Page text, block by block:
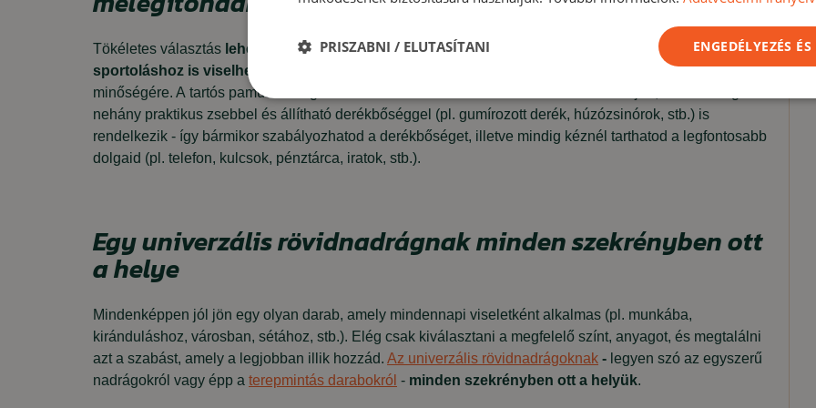
Tökéletes választás lehet akkor, ha egy kényelmes darabra vágysz, amit otthon, vagy akár
sportoláshoz is viselhetsz
kiválasztásánál érdemes odafigyelni a nadrág (anyag)
minőségére. A tartós pamut nadrágok többszöri mosás után sem mennek tönkre. Jól jön, ha a nadrág
nehány praktikus zsebbel és állítható derékbőséggel (pl. gumírozott derék, húzózsinórok, stb.) is
rendelkezik - így bármikor szabályozhatod a derékbőséget, illetve mindig kéznél tarthatod a legfontosabb
dolgaid (pl. telefon, kulcsok, pénztárca, iratok, stb.).
Egy univerzális rövidnadrágnak minden szekrényben ott
a helye
Mindenképpen jól jön egy olyan darab, amely mindennapi viseletként alkalmas (pl. munkába,
kiránduláshoz, városban, sétához, stb.). Elég csak kiválasztani a megfelelő színt, anyagot, és megtalálni
azt a szabást, amely a legjobban illik hozzád. Az univerzális rövidnadrágoknak - legyen szó az egyszerű
nadrágokról vagy épp a terepmintás darabokról - minden szekrényben ott a helyük.
ENGEDÉLYEZÉS
PRISZABNI / ELUTASÍTANI